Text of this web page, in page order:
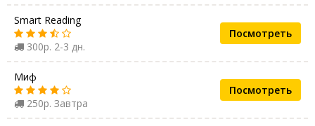
Smart Reading
300р. 2-3 дн.
Посмотреть
Миф
250р. Завтра
Посмотреть